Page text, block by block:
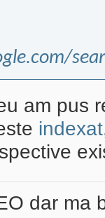
am pus
indexat
dar ma